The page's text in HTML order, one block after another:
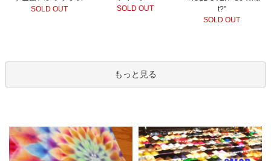
SOLD OUT
SOLD OUT
t?”
SOLD OUT
もっと見る